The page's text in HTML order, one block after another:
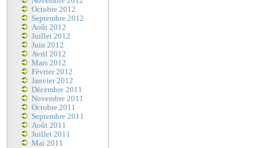
Octobre 2012
Septembre 2012
Août 2012
Juillet 2012
Juin 2012
Avril 2012
Mars 2012
Février 2012
Janvier 2012
Décembre 2011
Novembre 2011
Octobre 2011
Septembre 2011
Août 2011
Juillet 2011
Mai 2011